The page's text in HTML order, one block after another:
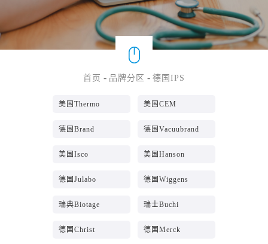
首页 - 品牌分区 - 德国IPS
美国Thermo 美国CEM
德国Brand 德国Vacuubrand
美国Isco 美国Hanson
德国Julabo 德国Wiggens
瑞典Biotage 瑞士Buchi
德国Christ 德国Merck